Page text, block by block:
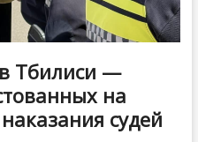
Тбилиси —
на
судей